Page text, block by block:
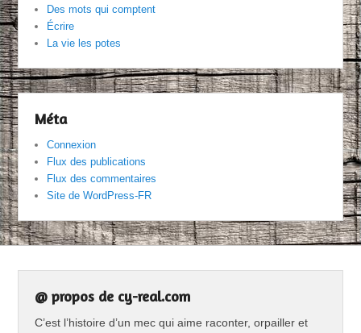
Des mots qui comptent
Écrire
La vie les potes
Méta
Connexion
Flux des publications
Flux des commentaires
Site de WordPress-FR
@ propos de cy-real.com
C’est l’histoire d’un mec qui aime raconter, orpailler et